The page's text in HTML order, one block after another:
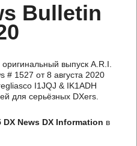
Bulletin
выпуск A.R.I.
1527 от 8 августа 2020
I1JQJ & IK1ADH
для серьёзных DXers.
DX News DX Information в